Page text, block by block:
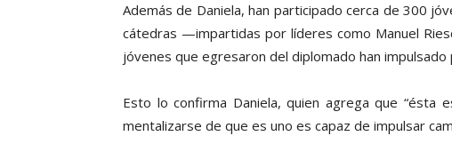
Además de Daniela, han participado cerca de 300
cátedras —impartidas por líderes como Manuel
jóvenes que egresaron del diplomado han
Esto lo confirma Daniela, quien agrega que “ésta
mentalizarse de que es uno es capaz de impulsar